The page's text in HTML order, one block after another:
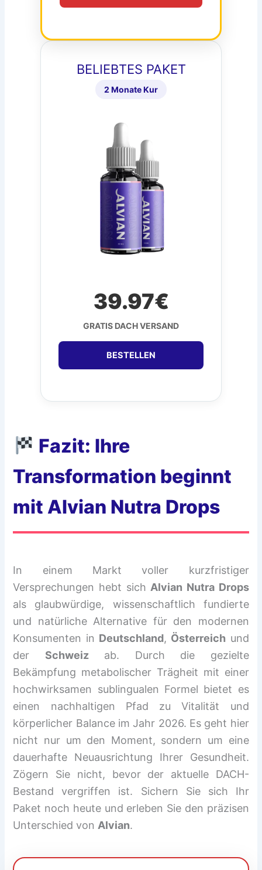
BELIEBTES PAKET
2 Monate Kur
39.97€
GRATIS DACH VERSAND
BESTELLEN
Fazit: Ihre
Transformation beginnt
mit Alvian Nutra Drops
In einem Markt voller kurzfristiger
Versprechungen hebt sich Alvian Nutra Drops
als glaubwürdige, wissenschaftlich fundierte
und natürliche Alternative für den modernen
Konsumenten in Deutschland, Österreich und
der Schweizab. Durch die gezielte
Bekämpfung metabolischer Trägheit mit einer
hochwirksamen sublingualen Formel bietet es
einen nachhaltigen Pfad zu Vitalität und
körperlicher Balance im Jahr 2026. Es geht hier
nicht nur um den Moment, sondern um eine
dauerhafte Neuausrichtung Ihrer Gesundheit.
Zögern Sie nicht, bevor der aktuelle DACH-
Bestand vergriffen ist. Sichern Sie sich Ihr
Paket noch heute und erleben Sie den präzisen
Unterschied von Alvian.